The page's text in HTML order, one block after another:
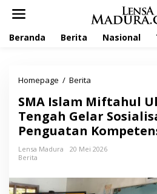
Beranda Berita Nasional
Homepage / Berita
A
I
s
l
a
i
SMA Islam Miftahul
Tengah Gelar
Penguatan
Lensa Madura
20 Mei 2026
Berita